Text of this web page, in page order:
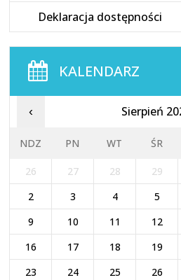
Deklaracja dostępności
KALENDARZ
‹ Sierpień
NDZ PN WT ŚR
26 27 28 29
2
3 4 5
9
10 11 12
16
17 18 19
23
24 25 26